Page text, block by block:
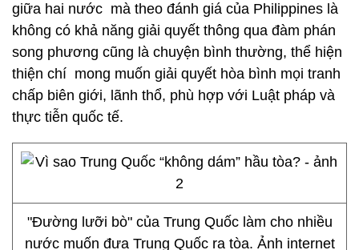
giữa hai nước mà theo đánh giá của Philippines là
không có khả năng giải quyết thông qua đàm phán
song phương cũng là chuyện bình thường, thể hiện
thiện chí mong muốn giải quyết hòa bình mọi tranh
chấp biên giới, lãnh thổ, phù hợp với Luật pháp và
thực tiễn quốc tế.
"Đường lưỡi bò" của Trung Quốc làm cho nhiều
nước muốn đưa Trung Quốc ra tòa. Ảnh internet